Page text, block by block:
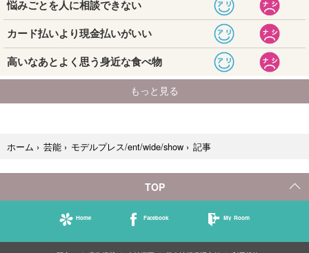
ホーム › 芸能 › モデルプレス/ent/wide/show › 記事
TOP
Home Facebook My Room